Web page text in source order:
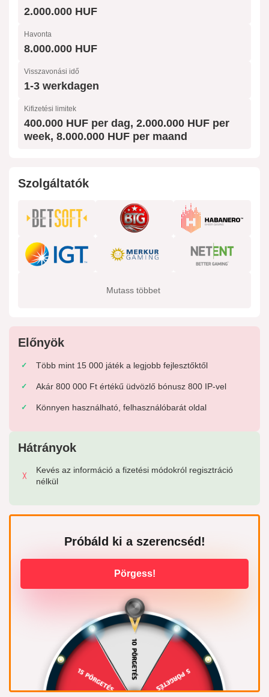
2.000.000 HUF
Havonta
8.000.000 HUF
Visszavonási idő
1-3 werkdagen
Kifizetési limitek
400.000 HUF per dag, 2.000.000 HUF per
week, 8.000.000 HUF per maand
Szolgáltatók
Mutass többet
Előnyök
Több mint 15 000 játék a legjobb fejlesztőktől
Akár 800 000 Ft értékű üdvözlő bónusz 800 IP-vel
Könnyen használható, felhasználóbarát oldal
Hátrányok
Kevés az információ a fizetési módokról regisztráció
nélkül
Próbáld ki a szerencséd!
Pörgess!